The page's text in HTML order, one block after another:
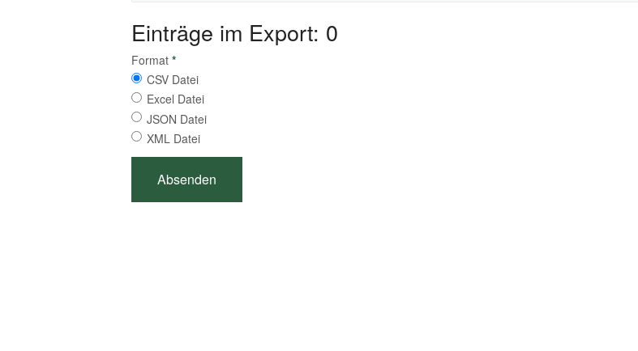
Einträge im Export: 0
Format *
CSV Datei
Excel Datei
JSON Datei
XML Datei